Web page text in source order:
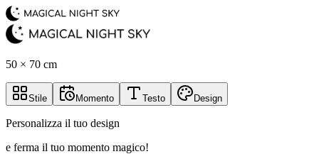
50 × 70 cm
Stile Momento Testo Design
Personalizza il tuo design
e ferma il tuo momento magico!